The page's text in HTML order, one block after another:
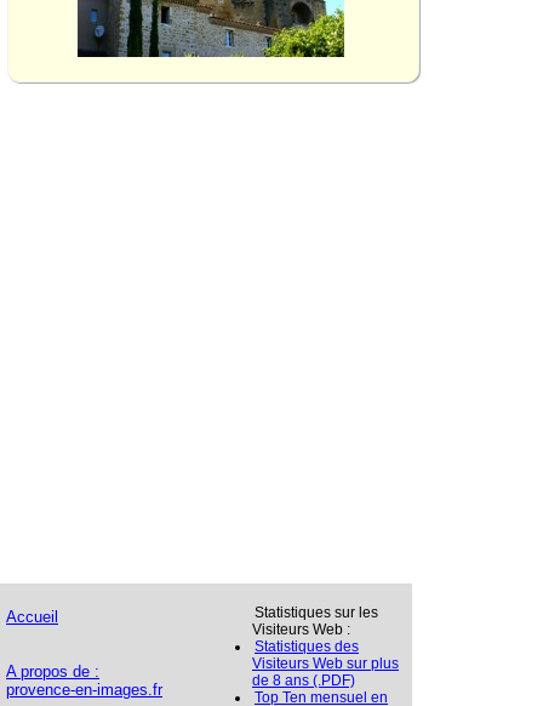
Accueil
A propos de :
provence-en-images.fr
Statistiques sur les
Visiteurs Web :
Statistiques des
Visiteurs Web sur plus
de 8 ans (.PDF)
Top Ten mensuel en